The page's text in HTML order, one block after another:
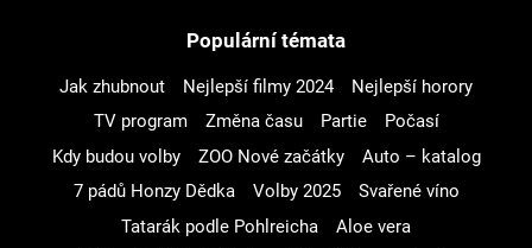
Populární témata
Jak zhubnout Nejlepší filmy 2024
Nejlepší horory
TV program
Změna času Partie
Počasí
Kdy budou volby
ZOO Nové začátky
Auto – katalog
7 pádů Honzy Dědka
Volby 2025
Svařené víno
Tatarák podle Pohlreicha
Aloe vera